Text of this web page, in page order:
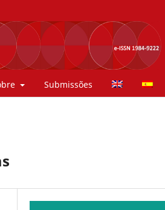
Submissões